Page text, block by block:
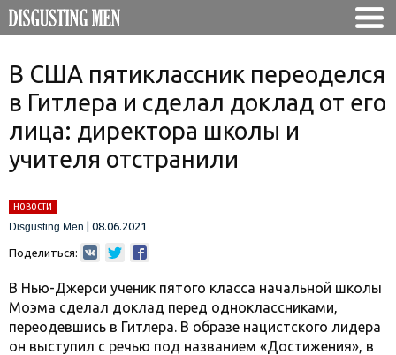
В США пятиклассник переоделся
в Гитлера и сделал доклад от его
лица: директора школы и
учителя отстранили
НОВОСТИ
Disgusting Men
08.06.2021
Поделиться:
В Нью-Джерси ученик пятого класса начальной школы
Моэма сделал доклад перед одноклассниками,
переодевшись в Гитлера. В образе нацистского лидера
он выступил с речью под названием «Достижения», в